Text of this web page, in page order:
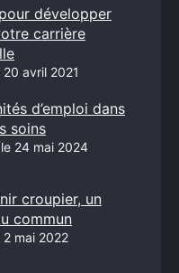
développer
carrière
avril 2021
d’emploi dans
soins
24 mai 2024
croupier, un
commun
2 mai 2022